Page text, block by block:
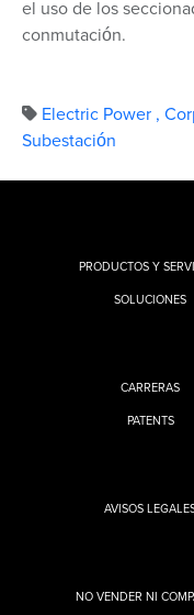
el uso de los
conmutación.
Electric Power ,
Subestación
PRODUCTOS Y
SOLUCIONES
CARRERAS
PATENTS
AVISOS
NO VENDER NI